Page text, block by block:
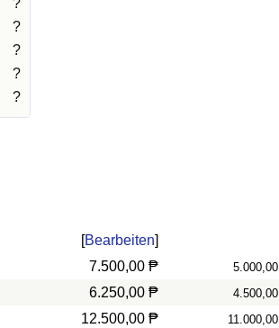
?
?
?
?
?
[Bearbeiten]
7.500,00 ₱ 5.000,00
6.250,00 ₱ 4.500,00
12.500,00 ₱ 11.000,00